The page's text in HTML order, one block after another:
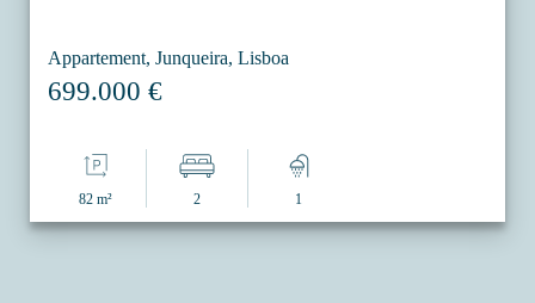
Appartement, Junqueira, Lisboa
699.000 €
82 m² 2 1